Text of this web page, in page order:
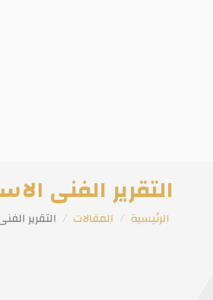
التقرير الفنى
الرئيسية المقالات التقرير